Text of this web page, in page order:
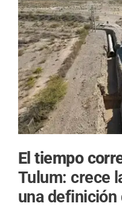
El tiempo
Tulum: crece
una